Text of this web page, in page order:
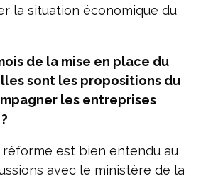
la situation économique du
de la mise en place du
sont les propositions du
les entreprises
réforme est bien entendu au
avec le ministère de la